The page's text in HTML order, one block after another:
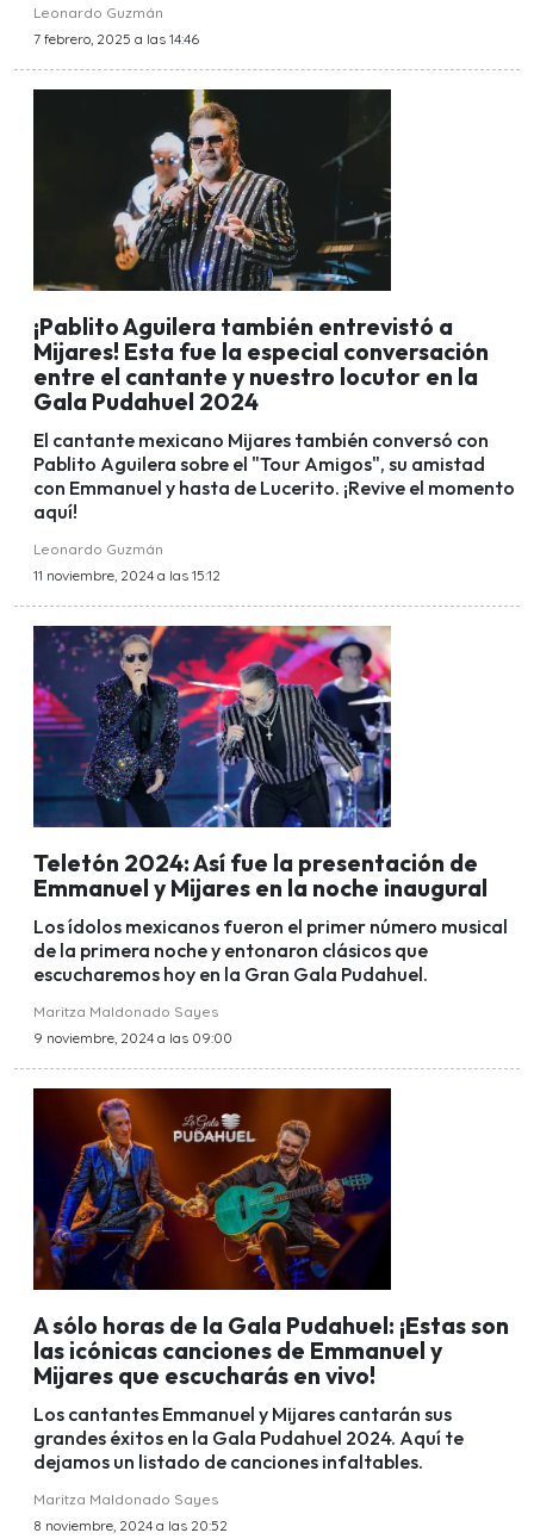
Leonardo Guzmán
7 febrero, 2025 a las 14:46
¡Pablito Aguilera también entrevistó a
Mijares! Esta fue la especial conversación
entre el cantante y nuestro locutor en la
Gala Pudahuel 2024
El cantante mexicano Mijares también conversó con
Pablito Aguilera sobre el "Tour Amigos", su amistad
con Emmanuel y hasta de Lucerito. ¡Revive el momento
aquí!
Leonardo Guzmán
11 noviembre, 2024 a las 15:12
Teletón 2024: Así fue la presentación de
Emmanuel y Mijares en la noche inaugural
Los ídolos mexicanos fueron el primer número musical
de la primera noche y entonaron clásicos que
escucharemos hoy en la Gran Gala Pudahuel.
Maritza Maldonado Sayes
9 noviembre, 2024 a las 09:00
A sólo horas de la Gala Pudahuel: ¡Estas son
las icónicas canciones de Emmanuel y
Mijares que escucharás en vivo!
Los cantantes Emmanuel y Mijares cantarán sus
grandes éxitos en la Gala Pudahuel 2024. Aquí te
dejamos un listado de canciones infaltables.
Maritza Maldonado Sayes
8 noviembre, 2024 a las 20:52